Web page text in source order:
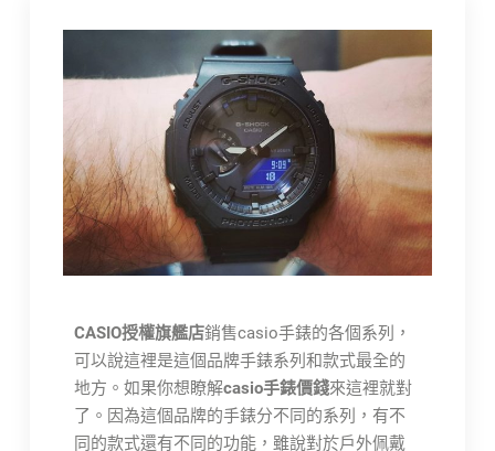
CASIO授權旗艦店銷售casio手錶的各個系列，
可以說這裡是這個品牌手錶系列和款式最全的
地方。如果你想瞭解casio手錶價錢來這裡就對
了。因為這個品牌的手錶分不同的系列，有不
同的款式還有不同的功能，雖說對於戶外佩戴